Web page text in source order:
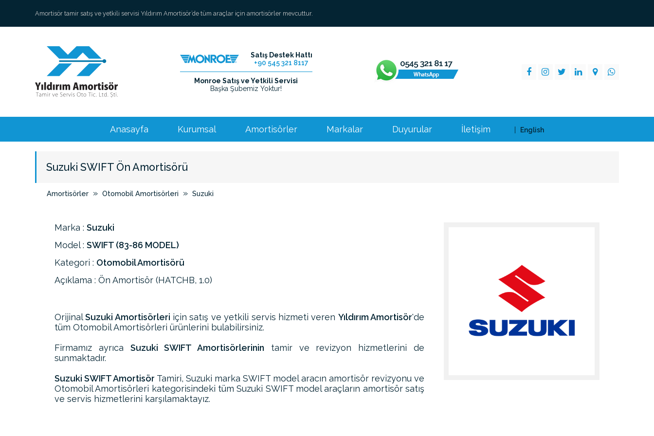
Amortisör tamir satış ve yetkili servisi Yıldırım Amortisör’de tüm araçlar için amortisörler mevcuttur.
Satış Destek Hattı
+90 545 321 8117
Monroe Satış ve Yetkili Servisi
Başka Şubemiz Yoktur!
Anasayfa Kurumsal Amortisörler Markalar Duyurular İletişim English
Suzuki SWIFT Ön Amortisörü
Amortisörler » Otomobil Amortisörleri » Suzuki
Marka : Suzuki
Model : SWIFT (83-86 MODEL)
Kategori : Otomobil Amortisörü
Açıklama : Ön Amortisör (HATCHB, 1.0)
OrijinalSuzuki Amortisörleri için satış ve yetkili servis hizmeti veren Yıldırım Amortisör'de
tüm Otomobil Amortisörleri ürünlerini bulabilirsiniz.
Firmamız ayrıca Suzuki SWIFT Amortisörlerinin tamir ve revizyon hizmetlerini de
sunmaktadır.
Suzuki SWIFT Amortisör Tamiri, Suzuki marka SWIFT model aracın amortisör revizyonu ve
Otomobil Amortisörleri kategorisindeki tüm Suzuki SWIFT model araçların amortisör satış
ve servis hizmetlerini karşılamaktayız.